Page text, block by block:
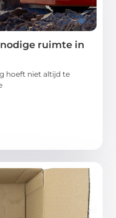
ruimte in
hoeft niet altijd te